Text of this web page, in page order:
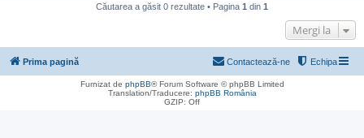
e
Căutarea a găsit 0 rezultate • Pagina 1 din 1
Mergi la
Prima pagină Echipa
Contactează-ne
Furnizat de phpBB® Forum Software © phpBB Limited
Translation/Traducere: phpBB România
GZIP: Off